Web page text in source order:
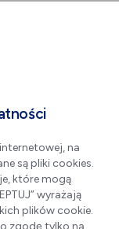
"TS
na
są pliki cookies.
które mogą
wyrażają
plików cookie.
zgodę tylko na